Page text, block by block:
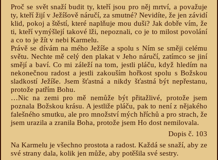
Proč se svět snaží budit ty, kteří jsou pro něj mrtví, a považuje
ty, kteří žijí v Ježíšově náručí, za smutné? Nevidíte, že jen závidí
klid, pokoj a štěstí, které naplňuje mou duši? Jak dobře vím, že
ti, kteří vymýšlejí takové lži, nepoznali, co je to milost povolání
a co to je žít v nebi Karmelu.
Právě se dívám na mého Ježíše a spolu s Ním se směji celému
světu. Nechte mě celý den plakat v Jeho náručí, zatímco se jiní
smějí a baví. Co mi záleží na tom, jestli pláču, když hledím na
nekonečnou radost a jestli zakouším hořkost spolu s Božskou
sladkostí Ježíše. Jsem šťastná a nikdy šťastná být nepřestanu,
protože patřím Bohu.
…Nic na zemi pro mě nemůže být přitažlivé, protože jsem
poznala Božskou krásu. A jestliže pláču, pak to není z nějakého
falešného smutku, ale pro množství mých hříchů a pro strach, že
jsem urazila a zranila Boha, protože jsem Ho dost nemilovala.
Dopis č. 103
Na Karmelu je všechno prostota a radost. Každá se snaží, aby ze
své strany dala, kolik jen může, aby potěšila své sestry.